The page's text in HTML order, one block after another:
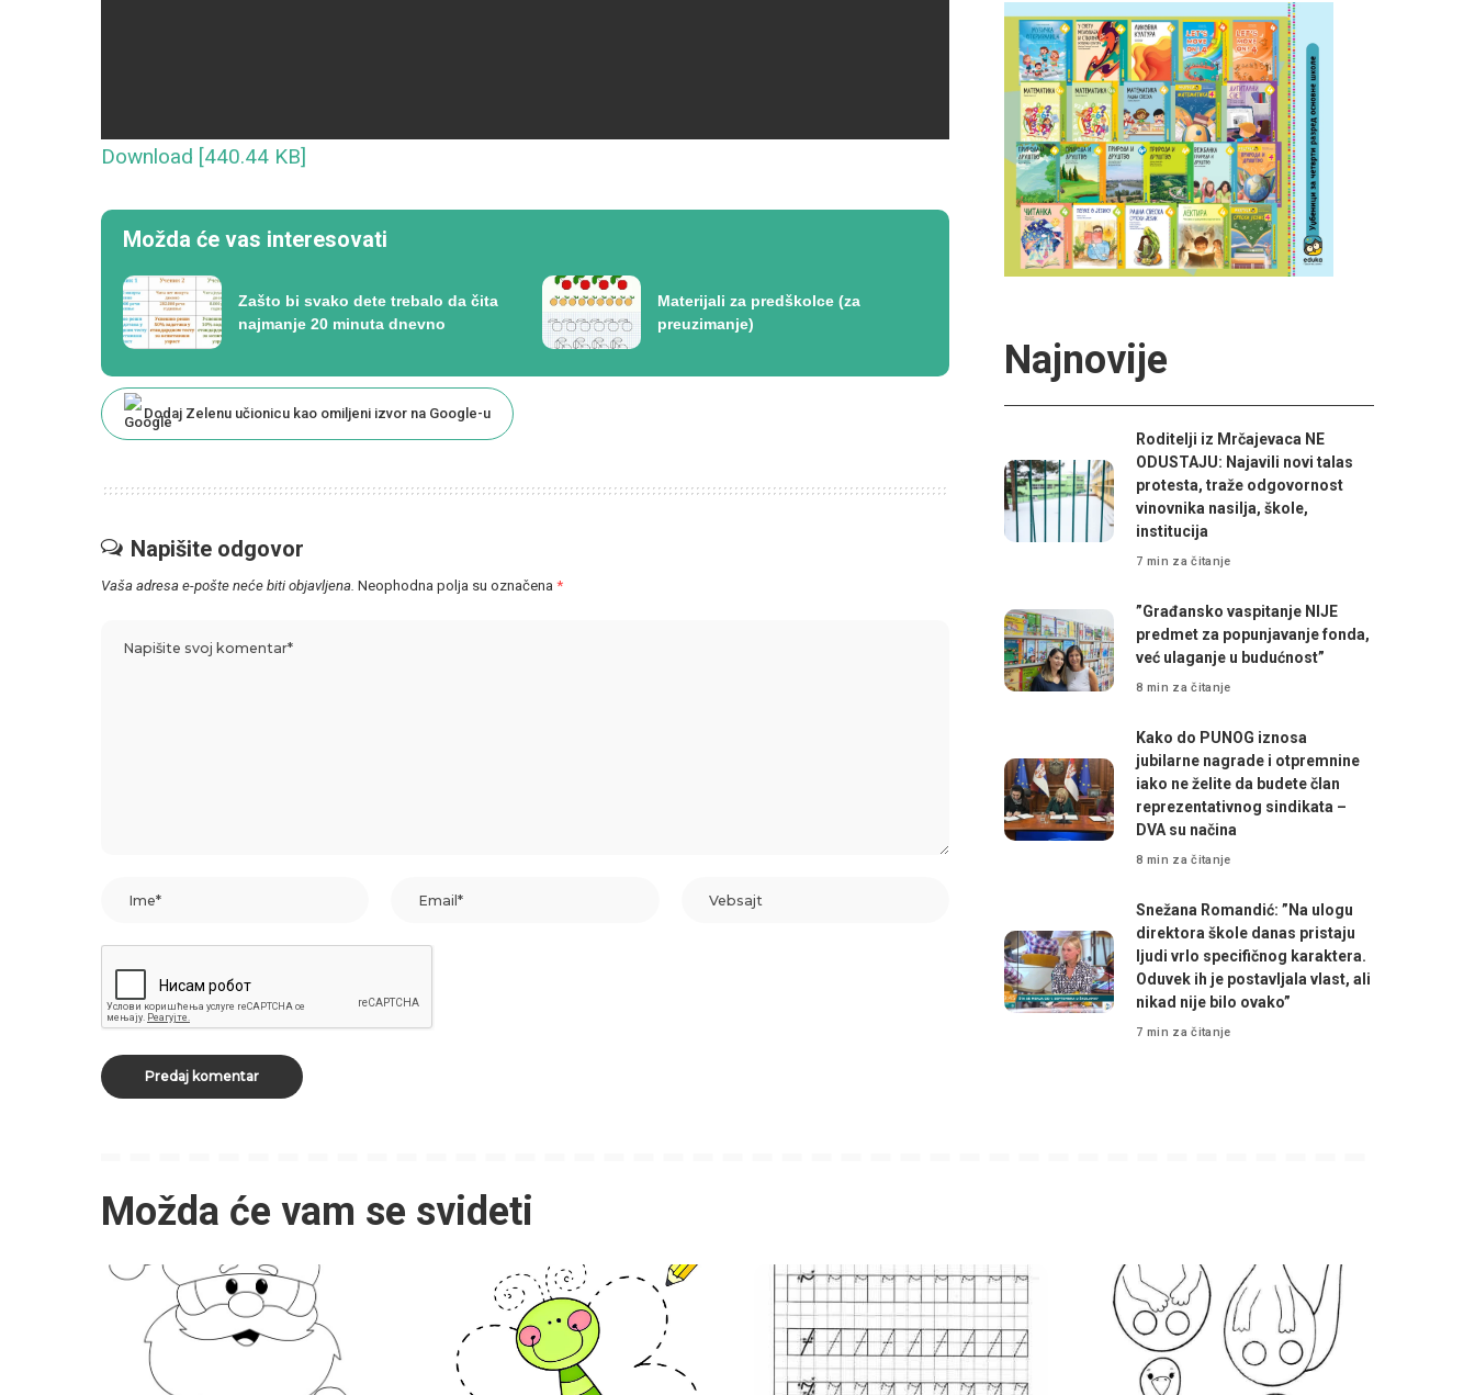
Download [440.44 KB]
Možda će vas interesovati
Zašto bi svako dete trebalo da čita
najmanje 20 minuta dnevno
Materijali za predškolce (za
preuzimanje)
Dodaj Zelenu učionicu kao omiljeni izvor na Google-u
Napišite odgovor
Vaša adresa e-pošte neće biti objavljena. Neophodna polja su označena *
Najnovije
Roditelji iz Mrčajevaca NE
ODUSTAJU: Najavili novi talas
protesta, traže odgovornost
vinovnika nasilja, škole,
institucija
7 min za čitanje
”Građansko vaspitanje NIJE
predmet za popunjavanje fonda,
već ulaganje u budućnost”
8 min za čitanje
Kako do PUNOG iznosa
jubilarne nagrade i otpremnine
iako ne želite da budete član
reprezentativnog sindikata –
DVA su načina
8 min za čitanje
Snežana Romandić: ”Na ulogu
direktora škole danas pristaju
ljudi vrlo specifičnog karaktera.
Oduvek ih je postavljala vlast, ali
nikad nije bilo ovako”
7 min za čitanje
Možda će vam se svideti